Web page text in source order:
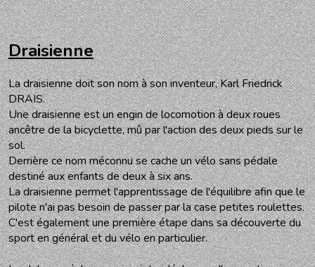
Draisienne
La draisienne doit son nom à son inventeur, Karl Friedrick
DRAIS.
Une draisienne est un engin de locomotion à deux roues
ancêtre de la bicyclette, mû par l'action des deux pieds sur le
sol.
Derrière ce nom méconnu se cache un vélo sans pédale
destiné aux enfants de deux à six ans.
La draisienne permet l'apprentissage de l'équilibre afin que le
pilote n'ai pas besoin de passer par la case petites roulettes.
C'est également une première étape dans sa découverte du
sport en général et du vélo en particulier.